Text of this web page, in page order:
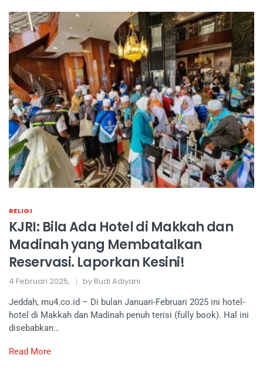
RELIGI
KJRI: Bila Ada Hotel di Makkah dan
Madinah yang Membatalkan
Reservasi. Laporkan Kesini!
4 Februari 2025, by Budi Adiyani
Jeddah, mu4.co.id – Di bulan Januari-Februari 2025 ini hotel-
hotel di Makkah dan Madinah penuh terisi (fully book). Hal ini
disebabkan…
Read More